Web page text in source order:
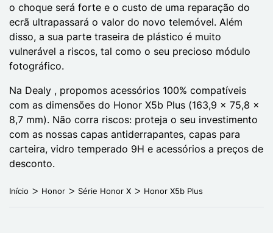
o choque será forte e o custo de uma reparação do
ecrã ultrapassará o valor do novo telemóvel. Além
disso, a sua parte traseira de plástico é muito
vulnerável a riscos, tal como o seu precioso módulo
fotográfico.
Na Dealy , propomos acessórios 100% compatíveis
com as dimensões do Honor X5b Plus (163,9 x 75,8 x
8,7 mm). Não corra riscos: proteja o seu investimento
com as nossas capas antiderrapantes, capas para
carteira, vidro temperado 9H e acessórios a preços de
desconto.
Início Honor Série Honor X Honor X5b Plus